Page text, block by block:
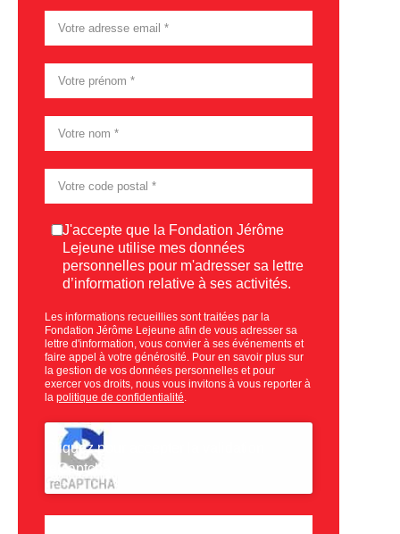
Consentement
J'accepte que la Fondation Jérôme
Lejeune utilise mes données
personnelles pour m'adresser sa lettre
d’information relative à ses activités.
Les informations recueillies sont traitées par la
Fondation Jérôme Lejeune afin de vous adresser sa
lettre d'information, vous convier à ses événements et
faire appel à votre générosité. Pour en savoir plus sur
la gestion de vos données personnelles et pour
exercer vos droits, nous vous invitons à vous reporter à
la politique de confidentialité.
CAPTCHA
Cliquez pour accepter la validation
reCaptcha.